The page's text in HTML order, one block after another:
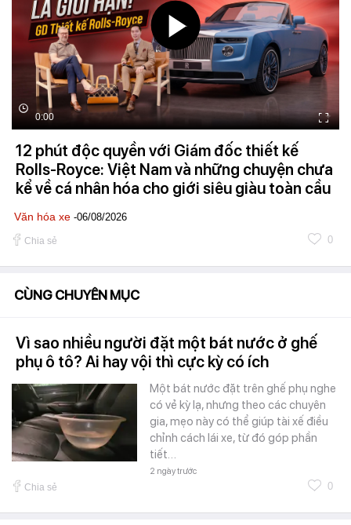
0:00
12 phút độc quyền với Giám đốc thiết kế
Rolls-Royce: Việt Nam và những chuyện chưa
kể về cá nhân hóa cho giới siêu giàu toàn cầu
Văn hóa xe -06/08/2026
Chia sẻ 0
CÙNG CHUYÊN MỤC
Vì sao nhiều người đặt một bát nước ở ghế
phụ ô tô? Ai hay vội thì cực kỳ có ích
Một bát nước đặt trên ghế phụ nghe
có vẻ kỳ lạ, nhưng theo các chuyên
gia, mẹo này có thể giúp tài xế điều
chỉnh cách lái xe, từ đó góp phần
tiết…
2 ngày trước
Chia sẻ 0